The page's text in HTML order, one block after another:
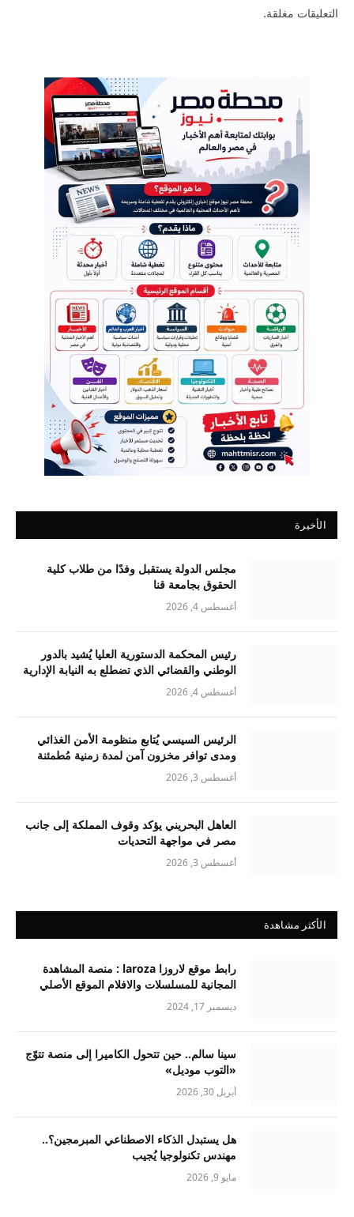
التعليقات مغلقة.
الأخيرة
مجلس الدولة يستقبل وفدًا من طلاب كلية
الحقوق بجامعة قنا
أغسطس 4, 2026
رئيس المحكمة الدستورية العليا يُشيد بالدور
الوطني والقضائي الذي تضطلع به النيابة الإدارية
أغسطس 4, 2026
الرئيس السيسي يُتابع منظومة الأمن الغذائي
ومدى توافر مخزون آمن لمدة زمنية مُطمئنة
أغسطس 3, 2026
العاهل البحريني يؤكد وقوف المملكة إلى جانب
مصر في مواجهة التحديات
أغسطس 3, 2026
الأكثر مشاهدة
رابط موقع لاروزا laroza : منصة المشاهدة
المجانية للمسلسلات والافلام الموقع الأصلي
ديسمبر 17, 2024
سينا سالم.. حين تتحول الكاميرا إلى منصة تتوّج
«التوب موديل»
أبريل 30, 2026
هل يستبدل الذكاء الاصطناعي المبرمجين؟..
مهندس تكنولوجيا يُجيب
مايو 9, 2026